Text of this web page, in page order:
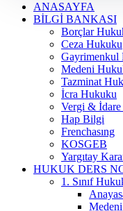
ANASAYFA
BILGI BANKASI
Borçlar
Ceza Hukuku
Gayrimenkul
Medeni
Tazminat
İcra Hukuku
Vergi &
Hap Bilgi
Frenchasıng
KOSGEB
Yargıtay
HUKUK DERS
1. Sınıf